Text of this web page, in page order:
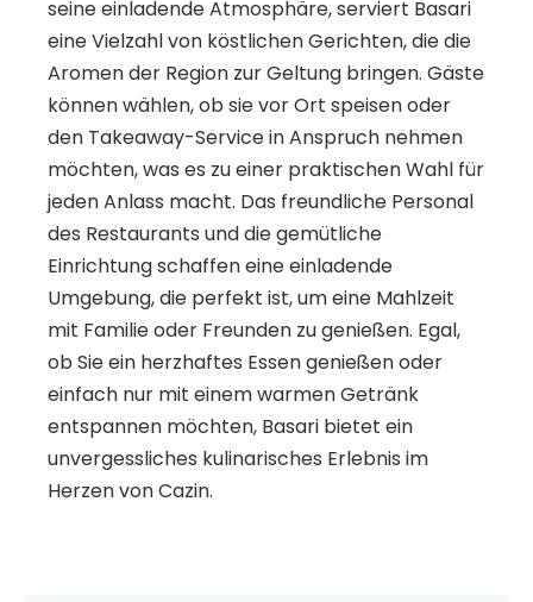
seine einladende Atmosphäre, serviert Basari
eine Vielzahl von köstlichen Gerichten, die die
Aromen der Region zur Geltung bringen. Gäste
können wählen, ob sie vor Ort speisen oder
den Takeaway-Service in Anspruch nehmen
möchten, was es zu einer praktischen Wahl für
jeden Anlass macht. Das freundliche Personal
des Restaurants und die gemütliche
Einrichtung schaffen eine einladende
Umgebung, die perfekt ist, um eine Mahlzeit
mit Familie oder Freunden zu genießen. Egal,
ob Sie ein herzhaftes Essen genießen oder
einfach nur mit einem warmen Getränk
entspannen möchten, Basari bietet ein
unvergessliches kulinarisches Erlebnis im
Herzen von Cazin.